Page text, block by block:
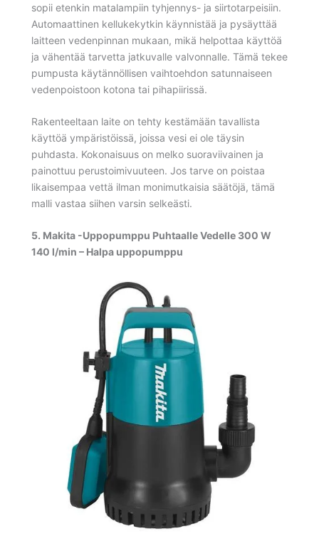
sopii etenkin matalampiin tyhjennys- ja siirtotarpeisiin.
Automaattinen kellukekytkin käynnistää ja pysäyttää
laitteen vedenpinnan mukaan, mikä helpottaa käyttöä
ja vähentää tarvetta jatkuvalle valvonnalle. Tämä tekee
pumpusta käytännöllisen vaihtoehdon satunnaiseen
vedenpoistoon kotona tai pihapiirissä.
Rakenteeltaan laite on tehty kestämään tavallista
käyttöä ympäristöissä, joissa vesi ei ole täysin
puhdasta. Kokonaisuus on melko suoraviivainen ja
painottuu perustoimivuuteen. Jos tarve on poistaa
likaisempaa vettä ilman monimutkaisia säätöjä, tämä
malli vastaa siihen varsin selkeästi.
5. Makita -Uppopumppu Puhtaalle Vedelle 300 W
140 l/min – Halpa uppopumppu